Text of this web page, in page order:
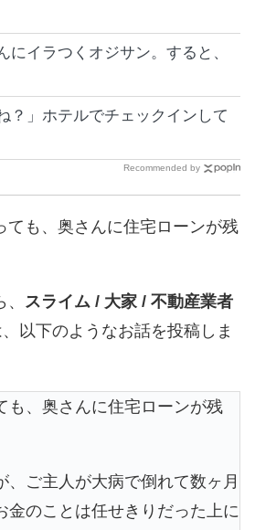
にイラつくオジサン。すると、
？」ホテルでチェックインして
Recommended by
ても、奥さんに住宅ローンが残
スライム / 大家 / 不動産業者
以下のようなお話を投稿しま
も、奥さんに住宅ローンが残
、ご主人が大病で倒れて数ヶ月
金のことは任せきりだった上に